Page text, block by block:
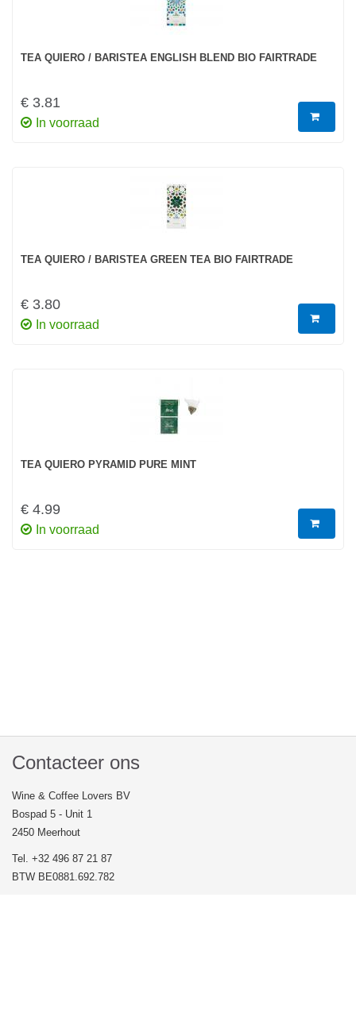
TEA QUIERO / BARISTEA ENGLISH BLEND BIO FAIRTRADE
€ 3.81
In voorraad
TEA QUIERO / BARISTEA GREEN TEA BIO FAIRTRADE
€ 3.80
In voorraad
TEA QUIERO PYRAMID PURE MINT
€ 4.99
In voorraad
Contacteer ons
Wine & Coffee Lovers BV
Bospad 5 - Unit 1
2450 Meerhout
Tel. +32 496 87 21 87
BTW BE0881.692.782